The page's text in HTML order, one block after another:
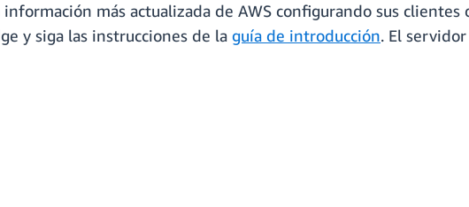
más actualizada de AWS configurando sus clientes
y siga las instrucciones de la guía de introducción. El